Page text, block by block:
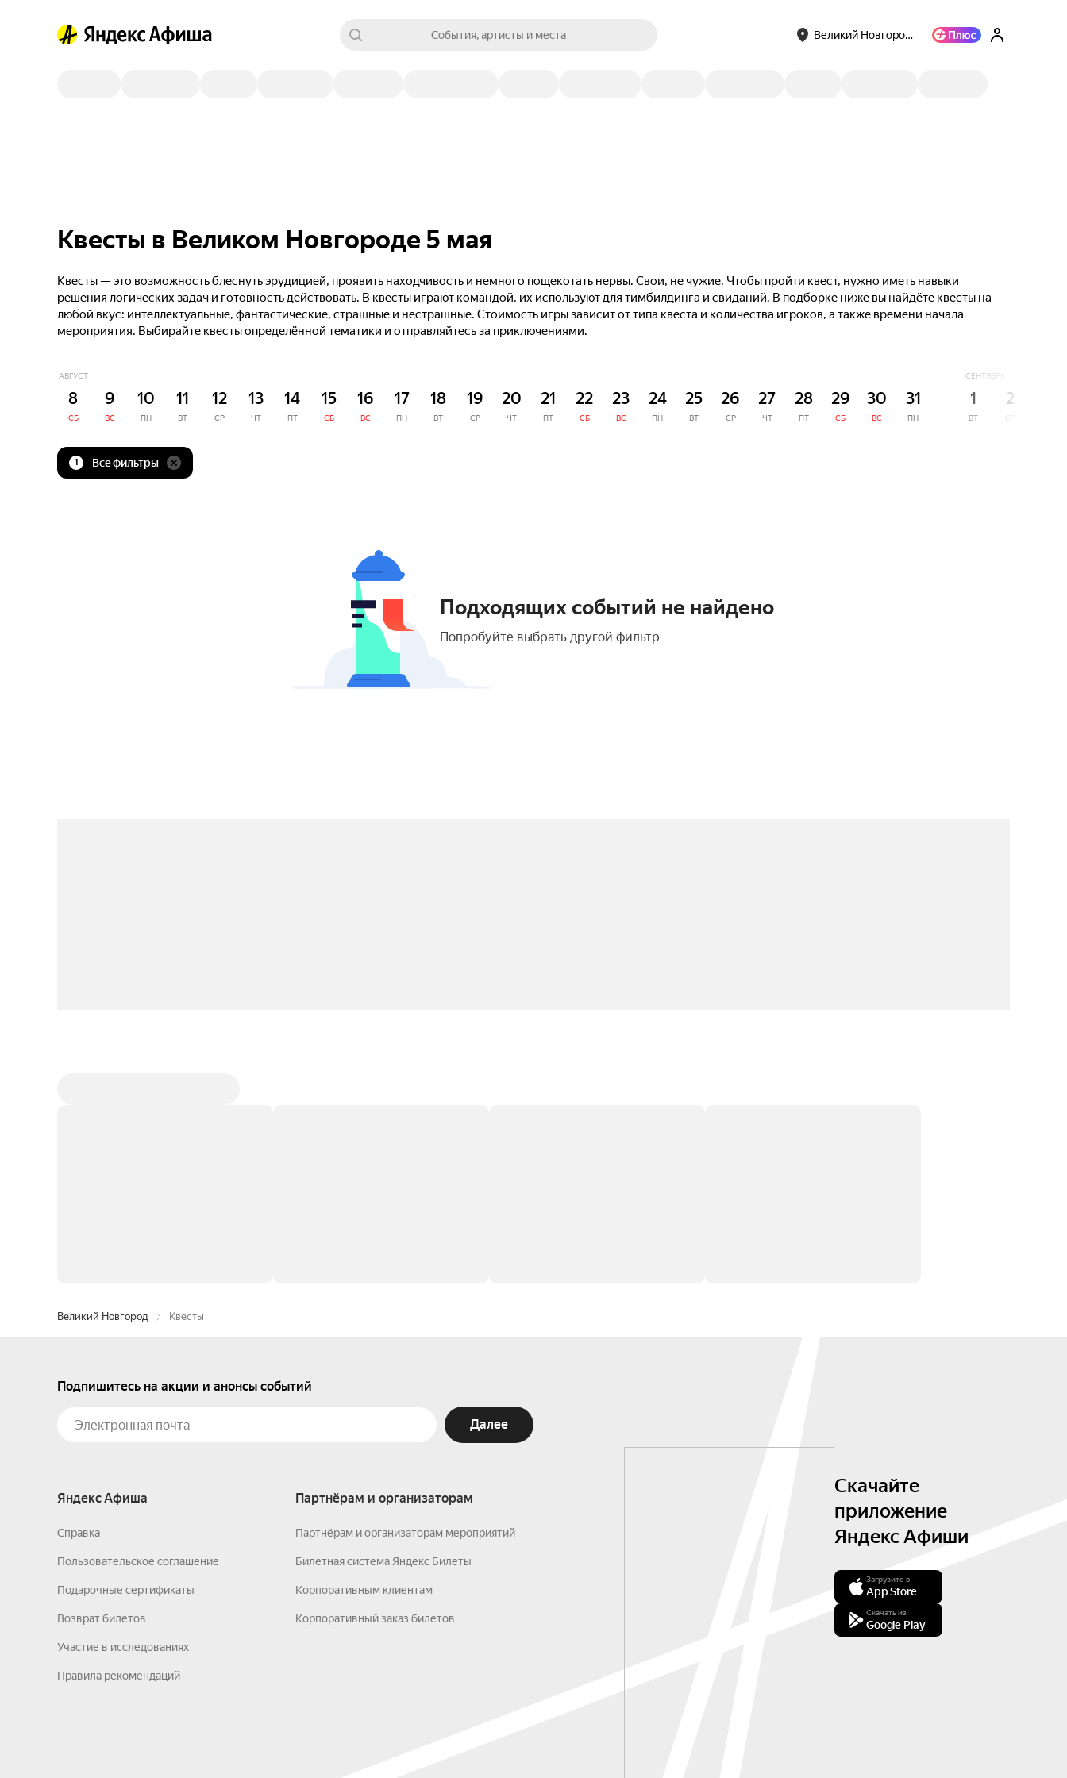
События, артисты и места Великий Новгоро…
Квесты в Великом Новгороде 5 мая
Квесты — это возможность блеснуть эрудицией, проявить находчивость и немного пощекотать нервы. Свои, не чужие. Чтобы пройти квест, нужно иметь навыки
решения логических задач и готовность действовать. В квесты играют командой, их используют для тимбилдинга и свиданий. В подборке ниже вы найдёте квесты на
любой вкус: интеллектуальные, фантастические, страшные и нестрашные. Стоимость игры зависит от типа квеста и количества игроков, а также времени начала
мероприятия. Выбирайте квесты определённой тематики и отправляйтесь за приключениями.
АВГУСТ
8
СБ
9
ВС
10
ПН
11
ВТ
12
СР
13
ЧТ
14
ПТ
15
СБ
16
ВС
17
ПН
18
ВТ
19
СР
20
ЧТ
21
ПТ
22
СБ
23
ВС
24
ПН
25
ВТ
26
СР
27
ЧТ
28
ПТ
29
СБ
30
ВС
31
ПН
СЕНТЯБРЬ
1
ВТ
2
1 Все фильтры
Подходящих событий не найдено
Попробуйте выбрать другой фильтр
Великий Новгород Квесты
Подпишитесь на акции и анонсы событий
Далее
Яндекс Афиша
Справка
Пользовательское соглашение
Подарочные сертификаты
Возврат билетов
Участие в исследованиях
Правила рекомендаций
Партнёрам и организаторам
Партнёрам и организаторам мероприятий
Билетная система Яндекс Билеты
Корпоративным клиентам
Корпоративный заказ билетов
Скачайте
приложение
Яндекс Афиши
Загрузите в
App Store
Скачать из
Google Play